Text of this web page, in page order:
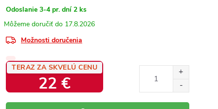
Odoslanie 3-4 pr. dní 2 ks
17.8.2026
Možnosti doručenia
TERAZ ZA SKVELÚ CENU
22 €